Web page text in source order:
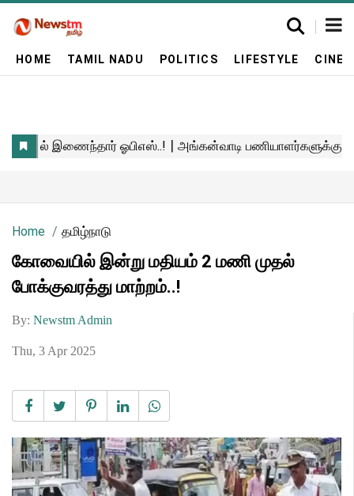
HOME TAMIL NADU POLITICS LIFESTYLE
Home தமிழ்நாடு
கோவையில் இன்று மதியம் 2 மணி முதல்
போக்குவரத்து மாற்றம்..!
By: Newstm Admin
Thu, 3 Apr 2025